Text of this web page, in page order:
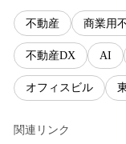
不動産 商業用
不動産DX AI
オフィスビル
関連リンク